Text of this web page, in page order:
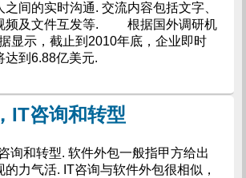
间的实时沟通. 交流内容包括文字、
频及文件互发等. 根据国外调研机
显示，截止到2010年底，企业即时
达到6.88亿美元.
IT咨询和转型
询和转型. 软件外包一般指甲方给出
的力气活. IT咨询与软件外包很相似，